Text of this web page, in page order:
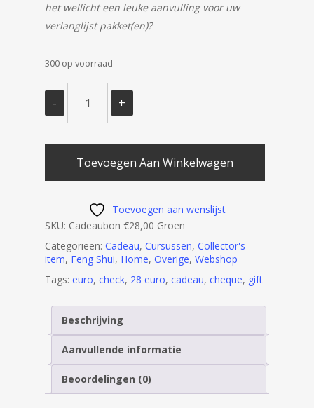
het wellicht een leuke aanvulling voor uw
verlanglijst pakket(en)?
300 op voorraad
Toevoegen Aan Winkelwagen
Toevoegen aan wenslijst
SKU: Cadeaubon €28,00 Groen
Categorieën: Cadeau, Cursussen, Collector's
item, Feng Shui, Home, Overige, Webshop
Tags: euro, check, 28 euro, cadeau, cheque, gift
Beschrijving
Aanvullende informatie
Beoordelingen (0)